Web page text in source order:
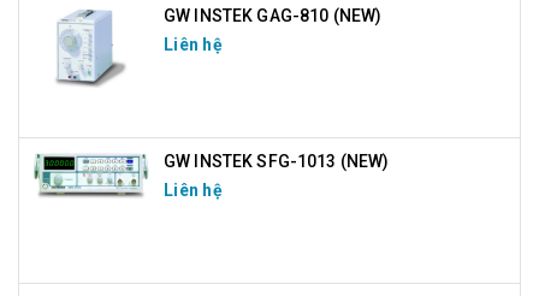
GW INSTEK GAG-810 (NEW)
Liên hệ
GW INSTEK SFG-1013 (NEW)
Liên hệ